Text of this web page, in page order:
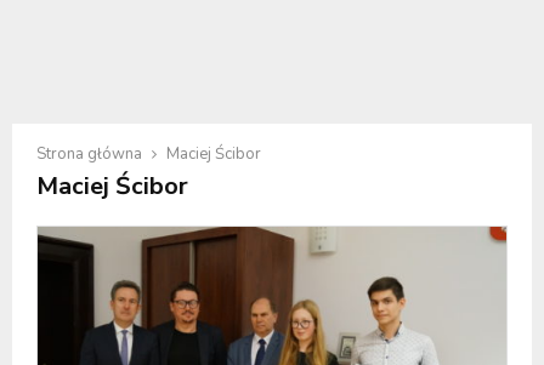
Strona główna Maciej Ścibor
Maciej Ścibor